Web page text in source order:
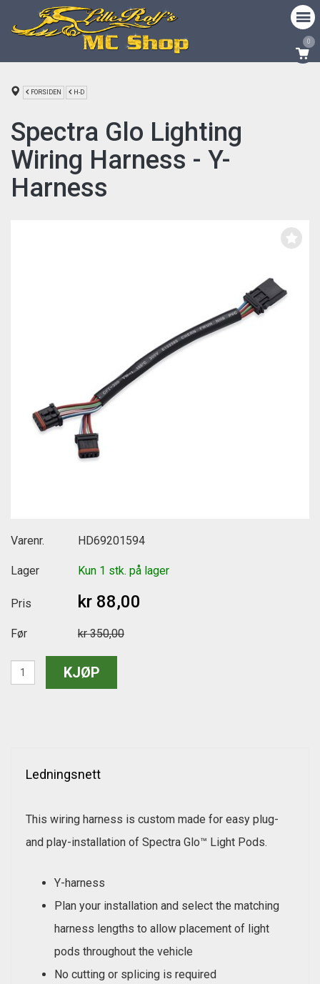
0
FORSIDEN H-D
Spectra Glo Lighting
Wiring Harness - Y-
Harness
Varenr. HD69201594
Lager Kun 1 stk. på lager
Pris kr 88,00
Før kr 350,00
Ledningsnett
This wiring harness is custom made for easy plug-
and play-installation of Spectra Glo™ Light Pods.
Y-harness
Plan your installation and select the matching
harness lengths to allow placement of light
pods throughout the vehicle
No cutting or splicing is required